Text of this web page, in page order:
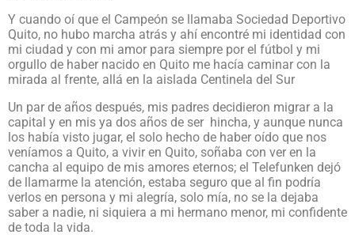
Y cuando oí que el Campeón se llamaba Sociedad Deportivo
Quito, no hubo marcha atrás y ahí encontré mi identidad con
mi ciudad y con mi amor para siempre por el fútbol y mi
orgullo de haber nacido en Quito me hacía caminar con la
mirada al frente, allá en la aislada Centinela del Sur
Un par de años después, mis padres decidieron migrar a la
capital y en mis ya dos años de ser hincha, y aunque nunca
los había visto jugar, el solo hecho de haber oído que nos
veníamos a Quito, a vivir en Quito, soñaba con ver en la
cancha al equipo de mis amores eternos; el Telefunken dejó
de llamarme la atención, estaba seguro que al fin podría
verlos en persona y mi alegría, solo mía, no se la dejaba
saber a nadie, ni siquiera a mi hermano menor, mi confidente
de toda la vida.